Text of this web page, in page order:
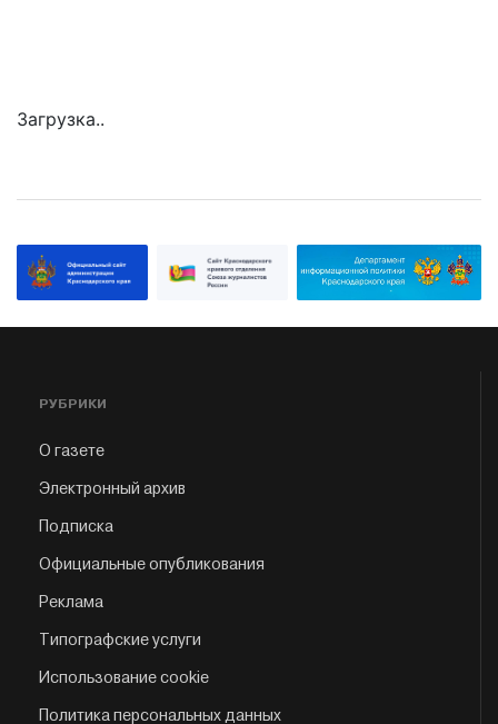
Загрузка..
РУБРИКИ
О газете
Электронный архив
Подписка
Официальные опубликования
Реклама
Типографские услуги
Использование cookie
Политика персональных данных